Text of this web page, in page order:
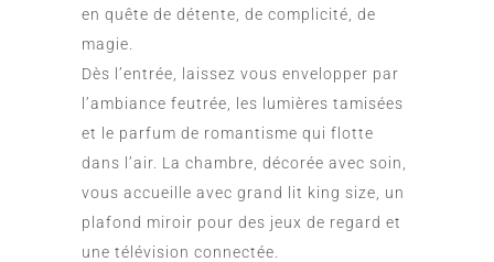
en quête de détente, de complicité, de
magie.
Dès l’entrée, laissez vous envelopper par
l’ambiance feutrée, les lumières tamisées
et le parfum de romantisme qui flotte
dans l’air. La chambre, décorée avec soin,
vous accueille avec grand lit king size, un
plafond miroir pour des jeux de regard et
une télévision connectée.